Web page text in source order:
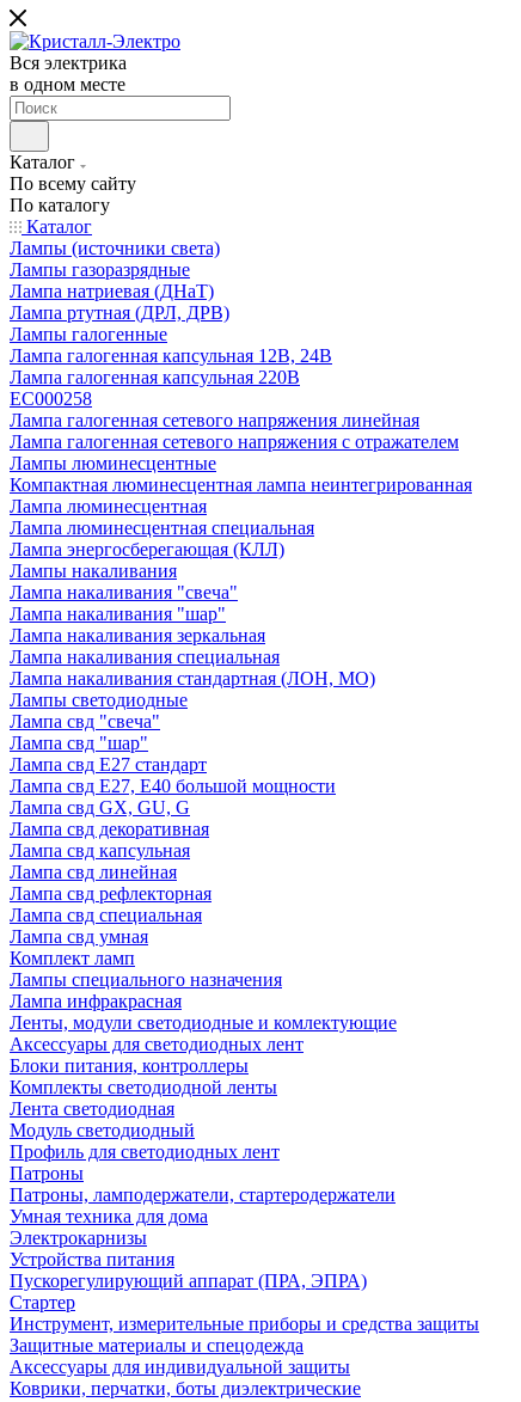
Вся электрика
в одном месте
Каталог
По всему сайту
По каталогу
Каталог
Лампы (источники света)
Лампы газоразрядные
Лампа натриевая (ДНаТ)
Лампа ртутная (ДРЛ, ДРВ)
Лампы галогенные
Лампа галогенная капсульная 12В, 24В
Лампа галогенная капсульная 220В
EC000258
Лампа галогенная сетевого напряжения линейная
Лампа галогенная сетевого напряжения с отражателем
Лампы люминесцентные
Компактная люминесцентная лампа неинтегрированная
Лампа люминесцентная
Лампа люминесцентная специальная
Лампа энергосберегающая (КЛЛ)
Лампы накаливания
Лампа накаливания "свеча"
Лампа накаливания "шар"
Лампа накаливания зеркальная
Лампа накаливания специальная
Лампа накаливания стандартная (ЛОН, МО)
Лампы светодиодные
Лампа свд "свеча"
Лампа свд "шар"
Лампа свд E27 стандарт
Лампа свд E27, Е40 большой мощности
Лампа свд GX, GU, G
Лампа свд декоративная
Лампа свд капсульная
Лампа свд линейная
Лампа свд рефлекторная
Лампа свд специальная
Лампа свд умная
Комплект ламп
Лампы специального назначения
Лампа инфракрасная
Ленты, модули светодиодные и комлектующие
Аксессуары для светодиодных лент
Блоки питания, контроллеры
Комплекты светодиодной ленты
Лента светодиодная
Модуль светодиодный
Профиль для светодиодных лент
Патроны
Патроны, ламподержатели, стартеродержатели
Умная техника для дома
Электрокарнизы
Устройства питания
Пускорегулирующий аппарат (ПРА, ЭПРА)
Стартер
Инструмент, измерительные приборы и средства защиты
Защитные материалы и спецодежда
Аксессуары для индивидуальной защиты
Коврики, перчатки, боты диэлектрические